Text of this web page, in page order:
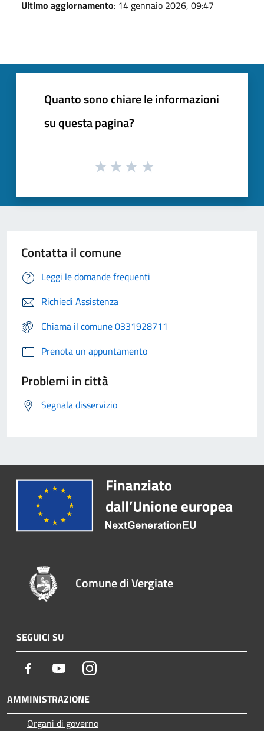
Ultimo aggiornamento: 14 gennaio 2026, 09:47
Quanto sono chiare le informazioni
su questa pagina?
Contatta il comune
Leggi le domande frequenti
Richiedi Assistenza
Chiama il comune 0331928711
Prenota un appuntamento
Problemi in città
Segnala disservizio
Comune di Vergiate
SEGUICI SU
Facebook YoutubeInstagram
AMMINISTRAZIONE
Organi di governo